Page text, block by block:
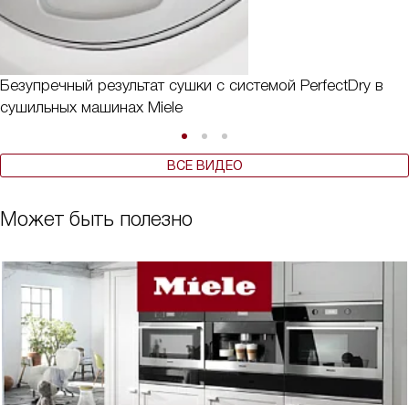
Безупречный результат сушки с системой PerfectDry в
сушильных машинах Miele
ВСЕ ВИДЕО
Может быть полезно